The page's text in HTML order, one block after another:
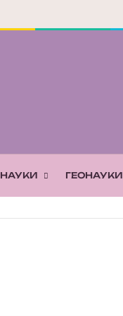
НАУКИ ГЕОНАУКИ